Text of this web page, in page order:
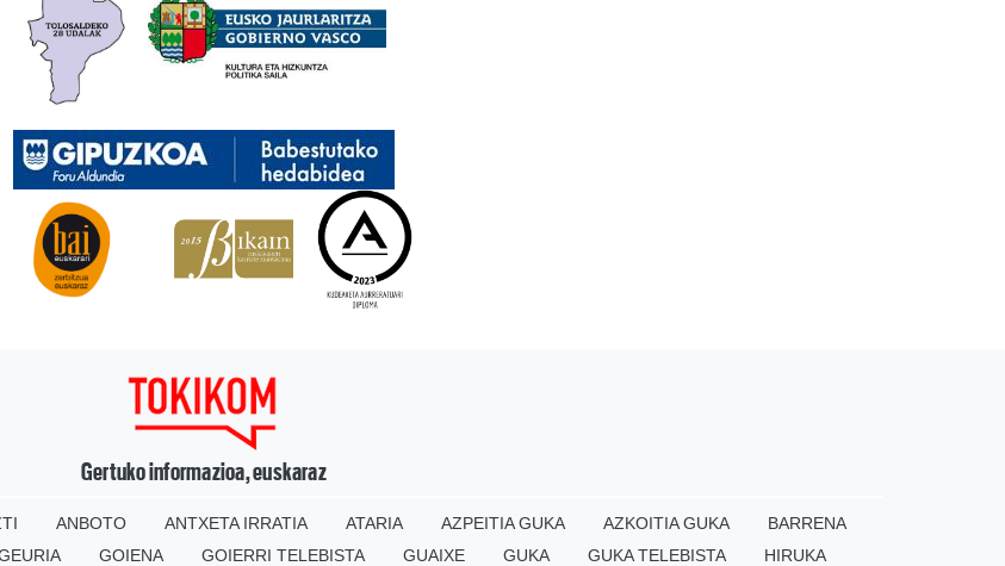
Gertuko informazioa, euskaraz
ANBOTO ANTXETA IRRATIA ATARIA AZPEITIA GUKA AZKOITIA GUKA
BARRENA
GOIENA GOIERRI TELEBISTA GUAIXE GUKA GUKA TELEBISTA HIRUKA